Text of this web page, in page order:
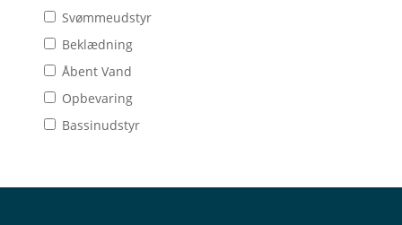
Svømmeudstyr
Beklædning
Åbent Vand
Opbevaring
Bassinudstyr